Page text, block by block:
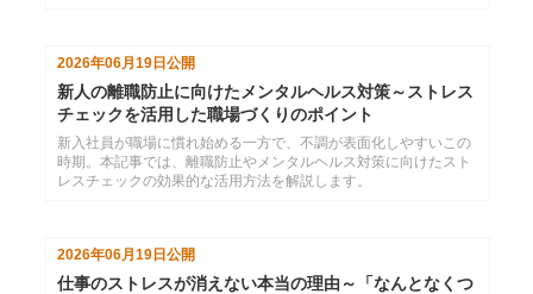
2026年06月19日 公開
新人の離職防止に向けたメンタルヘルス対策～ストレス
チェックを活用した職場づくりのポイント
新入社員が職場に慣れ始める一方で、不調が表面化しやすいこの
時期。本記事では、離職防止やメンタルヘルス対策に向けたスト
レスチェックの効果的な活用方法を解説します。
2026年06月19日公開
仕事のストレスが消えない本当の理由～「なんとなくつ